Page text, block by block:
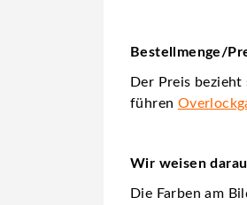
Bestellmenge/
Der Preis
führen
Wir weisen
Die Farben am